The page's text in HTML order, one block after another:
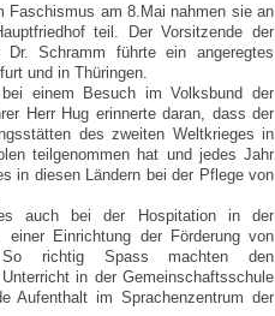
Faschismus am 8.Mai nahmen sie an
teil. Der Vorsitzende der
Dr. Schramm führte ein angeregtes
und in Thüringen.
einem Besuch im Volksbund der
Herr Hug erinnerte daran, dass der
des zweiten Weltkrieges in
teilgenommen hat und jedes Jahr
in diesen Ländern bei der Pflege von
auch bei der Hospitation in der
Einrichtung der Förderung von
So richtig Spass machten den
in der Gemeinschaftsschule
Aufenthalt im Sprachenzentrum der